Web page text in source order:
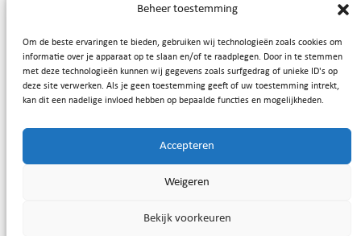
Beheer toestemming
Om de beste ervaringen te bieden, gebruiken wij technologieën zoals cookies om
informatie over je apparaat op te slaan en/of te raadplegen. Door in te stemmen
met deze technologieën kunnen wij gegevens zoals surfgedrag of unieke ID's op
deze site verwerken. Als je geen toestemming geeft of uw toestemming intrekt,
kan dit een nadelige invloed hebben op bepaalde functies en mogelijkheden.
Accepteren
Weigeren
Bekijk voorkeuren